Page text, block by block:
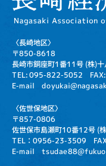
〈長崎地区〉
〒850-8618
長崎市銅座町1番11号 (株)
TEL: 095-822-5052
E-mail
〈佐世保地区〉
〒857-0806
佐世保市島瀬町10番12号 (
TEL：0956-23-3509
E-mail